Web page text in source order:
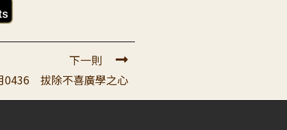
薩，師父，老師在身
間裡面痛哭...
下一則
0436 拔除不喜廣學之心